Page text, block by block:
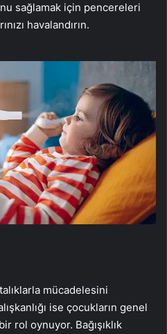
sağlamak için pencereleri
havalandırın.
mücadelesini
ise çocukların genel
rol oynuyor. Bağışıklık